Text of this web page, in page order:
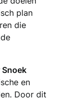
plan
die
en
Door dit